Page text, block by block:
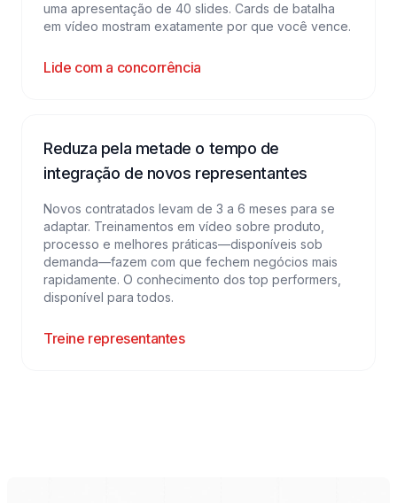
uma apresentação de 40 slides. Cards de batalha
em vídeo mostram exatamente por que você vence.
Lide com a concorrência
Reduza pela metade o tempo de
integração de novos representantes
Novos contratados levam de 3 a 6 meses para se
adaptar. Treinamentos em vídeo sobre produto,
processo e melhores práticas—disponíveis sob
demanda—fazem com que fechem negócios mais
rapidamente. O conhecimento dos top performers,
disponível para todos.
Treine representantes